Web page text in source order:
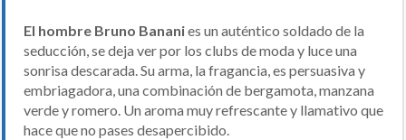
El hombre Bruno Bananies un auténtico soldado de la
seducción, se deja ver por los clubs de moda y luce una
sonrisa descarada. Su arma, la fragancia, es persuasiva y
embriagadora, una combinación de bergamota, manzana
verde y romero. Un aroma muy refrescante y llamativo que
hace que no pases desapercibido.